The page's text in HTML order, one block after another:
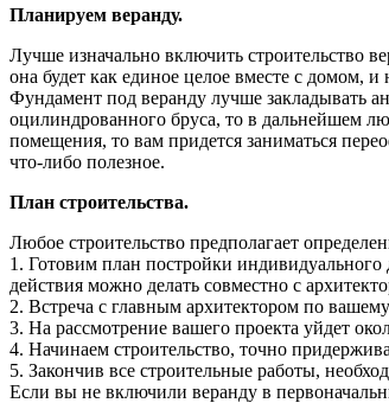
Планируем веранду.
Лучше изначально включить строительство
она будет как единое целое вместе с домом, и
Фундамент под веранду лучше закладывать
оцилиндрованного бруса, то в дальнейшем
помещения, то вам придется заниматься
что-либо полезное.
План строительства.
Любое строительство предполагает
1. Готовим план постройки
действия можно делать совместно с
2. Встреча с главным архитектором по
3. На рассмотрение вашего проекта уйдет
4. Начинаем строительство, точно
5. Закончив все строительные работы,
Если вы не включили веранду в